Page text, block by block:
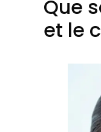
Que
et le